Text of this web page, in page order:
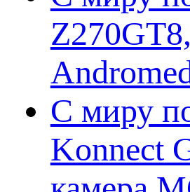
С миру
Konnect